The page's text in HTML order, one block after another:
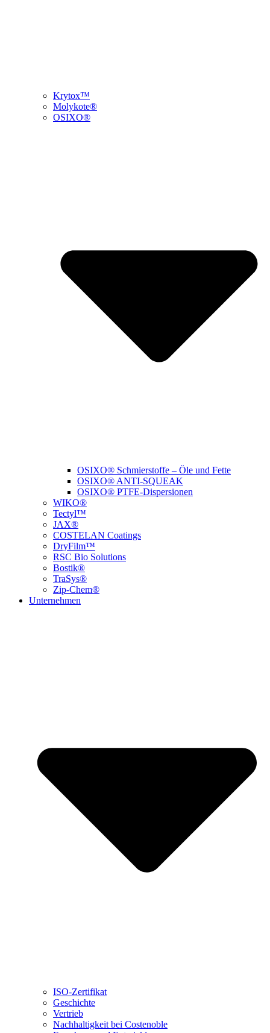
Krytox™
Molykote®
OSIXO®
OSIXO® Schmierstoffe – Öle und Fette
OSIXO® ANTI-SQUEAK
OSIXO® PTFE-Dispersionen
WIKO®
Tectyl™
JAX®
COSTELAN Coatings
DryFilm™
RSC Bio Solutions
Bostik®
TraSys®
Zip-Chem®
Unternehmen
ISO-Zertifikat
Geschichte
Vertrieb
Nachhaltigkeit bei Costenoble